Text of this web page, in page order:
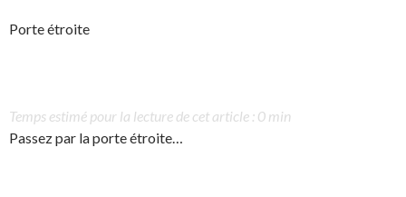
Porte étroite
Temps estimé pour la lecture de cet article : 0 min
Passez par la porte étroite…